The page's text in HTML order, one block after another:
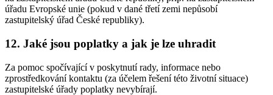
úřadu Evropské unie (pokud v dané třetí zemi nepůsobí
zastupitelský úřad České republiky).
12. Jaké jsou poplatky a jak je lze uhradit
Za pomoc spočívající v poskytnutí rady, informace nebo
zprostředkování kontaktu (za účelem řešení této životní situace)
zastupitelské úřady poplatky nevybírají.